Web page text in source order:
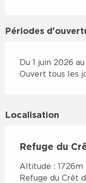
Périodes
Du 1 juin 2026
Ouvert tous les
Localisation
Refuge du
Altitude : 1726m
Refuge du Crêt